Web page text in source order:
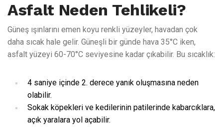
Asfalt Neden Tehlikeli?
Güneş ışınlarını emen koyu renkli yüzeyler, havadan çok
daha sıcak hale gelir. Güneşli bir günde hava 35°C iken,
asfalt yüzeyi 60-70°C seviyesine kadar çıkabilir. Bu sıcaklık:
4 saniye içinde 2. derece yanık oluşmasına neden
olabilir.
Sokak köpekleri ve kedilerinin patilerinde kabarcıklara,
açık yaralara yol açabilir.